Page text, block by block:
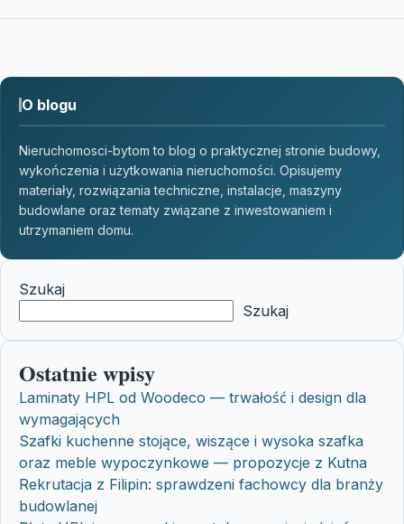
O blogu
Nieruchomosci-bytom to blog o praktycznej stronie budowy,
wykończenia i użytkowania nieruchomości. Opisujemy
materiały, rozwiązania techniczne, instalacje, maszyny
budowlane oraz tematy związane z inwestowaniem i
utrzymaniem domu.
Szukaj
Szukaj
Ostatnie wpisy
Laminaty HPL od Woodeco — trwałość i design dla
wymagających
Szafki kuchenne stojące, wiszące i wysoka szafka
oraz meble wypoczynkowe — propozycje z Kutna
Rekrutacja z Filipin: sprawdzeni fachowcy dla branży
budowlanej